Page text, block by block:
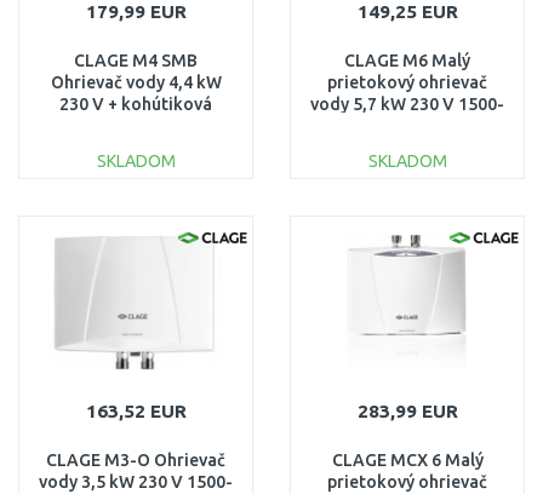
179,99 EUR
CLAGE M4 SMB
Ohrievač vody 4,4 kW
230 V + kohútiková
SKLADOM
149,25 EUR
CLAGE M6 Malý
prietokový ohrievač
vody 5,7 kW 230 V 1500-
SKLADOM
Porovnať
163,52 EUR
CLAGE M3-O Ohrievač
vody 3,5 kW 230 V 1500-
283,99 EUR
CLAGE MCX 6 Malý
prietokový ohrievač